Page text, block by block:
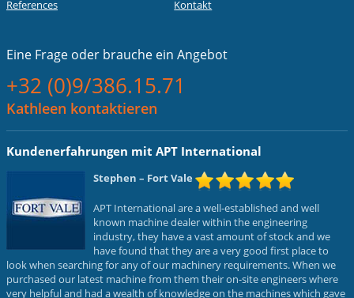
References
Kontakt
Eine Frage oder brauche ein Angebot
+32 (0)9/386.15.71
Kathleen kontaktieren
Kundenerfahrungen mit APT International
Stephen – Fort Vale
APT International are a well-established and well
known machine dealer within the engineering
industry, they have a vast amount of stock and we
have found that they are a very good first place to
look when searching for any of our machinery requirements. When we
purchased our latest machine from them their on-site engineers where
very helpful and had a wealth of knowledge on the machines which gave